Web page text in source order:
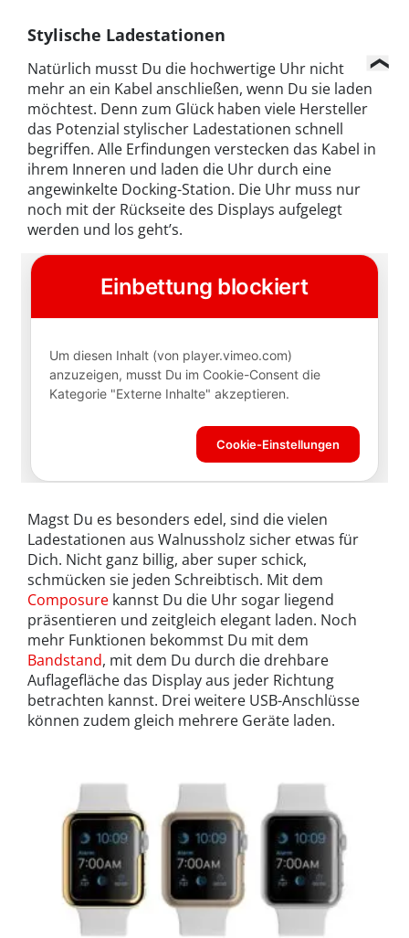
Stylische Ladestationen
Natürlich musst Du die hochwertige Uhr nicht
mehr an ein Kabel anschließen, wenn Du sie laden
möchtest. Denn zum Glück haben viele Hersteller
das Potenzial stylischer Ladestationen schnell
begriffen. Alle Erfindungen verstecken das Kabel in
ihrem Inneren und laden die Uhr durch eine
angewinkelte Docking-Station. Die Uhr muss nur
noch mit der Rückseite des Displays aufgelegt
werden und los geht’s.
Magst Du es besonders edel, sind die vielen
Ladestationen aus Walnussholz sicher etwas für
Dich. Nicht ganz billig, aber super schick,
schmücken sie jeden Schreibtisch. Mit dem
Composure kannst Du die Uhr sogar liegend
präsentieren und zeitgleich elegant laden. Noch
mehr Funktionen bekommst Du mit dem
Bandstand, mit dem Du durch die drehbare
Auflagefläche das Display aus jeder Richtung
betrachten kannst. Drei weitere USB-Anschlüsse
können zudem gleich mehrere Geräte laden.